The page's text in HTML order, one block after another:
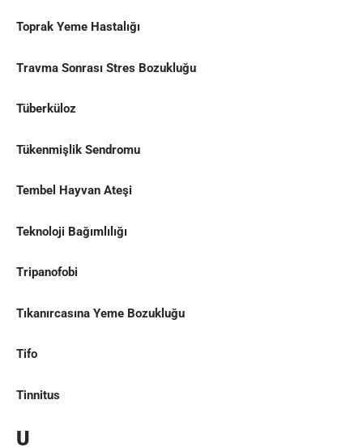
Toprak Yeme Hastalığı
Travma Sonrası Stres Bozukluğu
Tüberküloz
Tükenmişlik Sendromu
Tembel Hayvan Ateşi
Teknoloji Bağımlılığı
Tripanofobi
Tıkanırcasına Yeme Bozukluğu
Tifo
Tinnitus
U